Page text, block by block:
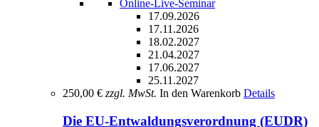
Online-Live-Seminar
17.09.2026
17.11.2026
18.02.2027
21.04.2027
17.06.2027
25.11.2027
250,00 € zzgl. MwSt. In den Warenkorb Details
Die EU-Entwaldungsverordnung (EUDR)